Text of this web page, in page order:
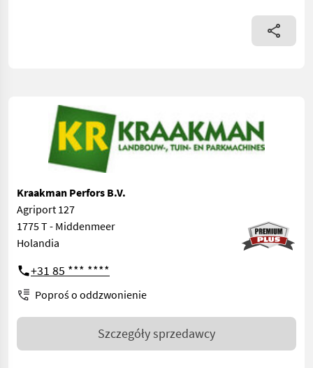
Kraakman Perfors B.V.
Agriport 127
1775 T - Middenmeer
Holandia
+31 85 *** ****
Poproś o oddzwonienie
Szczegóły sprzedawcy